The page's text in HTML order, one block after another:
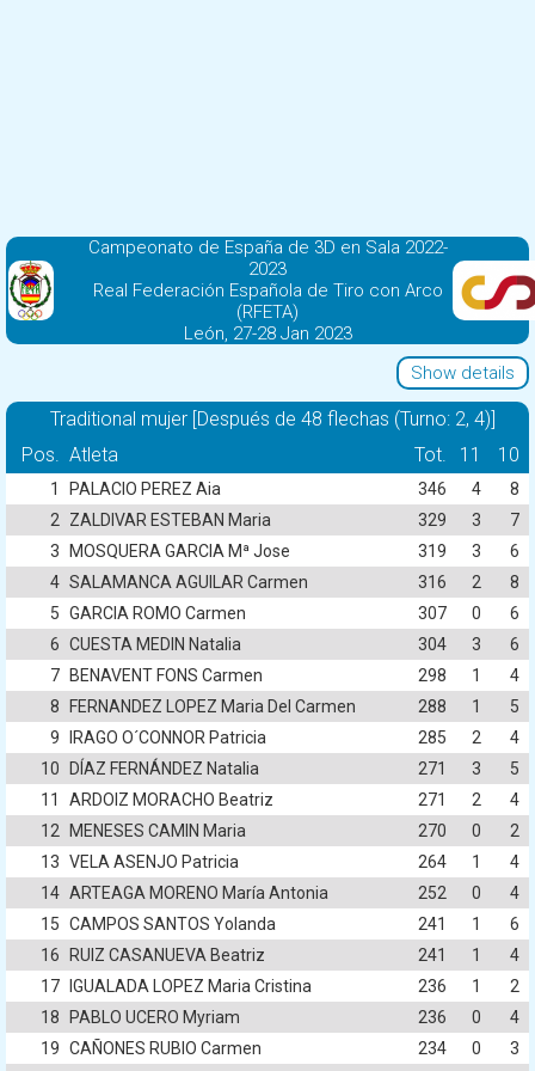
Campeonato de España de 3D en Sala 2022-
2023
Real Federación Española de Tiro con Arco
(RFETA)
León, 27-28 Jan 2023
Show details
Traditional mujer [Después de 48 flechas (Turno: 2, 4)]
Pos. Atleta Tot. 11 10
1 PALACIO PEREZ Aia 346 4
8
2
ZALDIVAR ESTEBAN Maria 329 3
7
3
MOSQUERA GARCIA Mª Jose 319 3
6
4 SALAMANCA AGUILAR Carmen 316 2
8
5 GARCIA ROMO Carmen 307 0
6
6 CUESTA MEDIN Natalia 304 3
6
7
BENAVENT FONS Carmen 298 1
4
8
FERNANDEZ LOPEZ Maria Del Carmen 288 1
5
9
IRAGO O´CONNOR Patricia 285 2
4
10
DÍAZ FERNÁNDEZ Natalia 271 3
5
11
ARDOIZ MORACHO Beatriz 271 2
4
12
MENESES CAMIN Maria 270 0
2
13 VELA ASENJO Patricia 264 1
4
14 ARTEAGA MORENO María Antonia 252 0
4
15 CAMPOS SANTOS Yolanda 241 1
6
16
RUIZ CASANUEVA Beatriz 241 1
4
17
IGUALADA LOPEZ Maria Cristina 236 1
2
18
PABLO UCERO Myriam 236 0
4
19 CAÑONES RUBIO Carmen 234 0
3